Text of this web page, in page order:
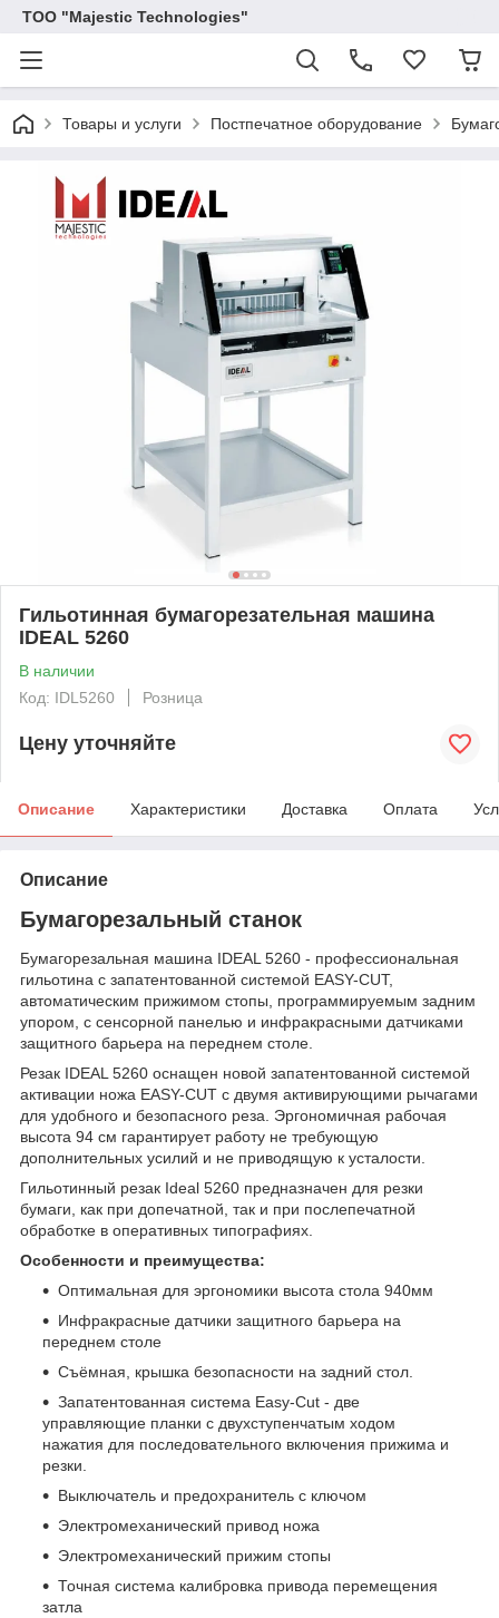
ТОО "Majestic Technologies"
Товары и услуги Постпечатное оборудование
Гильотинная бумагорезательная машина
IDEAL 5260
В наличии
Код: IDL5260
Розница
Цену уточняйте
Описание Характеристики Доставка Оплата
Описание
Бумагорезальный станок
Бумагорезальная машина IDEAL 5260 - профессиональная
гильотина с запатентованной системой EASY-CUT,
автоматическим прижимом стопы, программируемым задним
упором, с сенсорной панелью и инфракрасными датчиками
защитного барьера на переднем столе.
Резак IDEAL 5260 оснащен новой запатентованной системой
активации ножа EASY-CUT с двумя активирующими рычагами
для удобного и безопасного реза. Эргономичная рабочая
высота 94 см гарантирует работу не требующую
дополнительных усилий и не приводящую к усталости.
Гильотинный резак Ideal 5260 предназначен для резки
бумаги, как при допечатной, так и при послепечатной
обработке в оперативных типографиях.
Особенности и преимущества:
Оптимальная для эргономики высота стола 940мм
Инфракрасные датчики защитного барьера на
переднем столе
Съёмная, крышка безопасности на задний стол.
Запатентованная система Easy-Cut - две
управляющие планки с двухступенчатым ходом
нажатия для последовательного включения прижима и
резки.
Выключатель и предохранитель с ключом
Электромеханический привод ножа
Электромеханический прижим стопы
Точная система калибровка привода перемещения
затла